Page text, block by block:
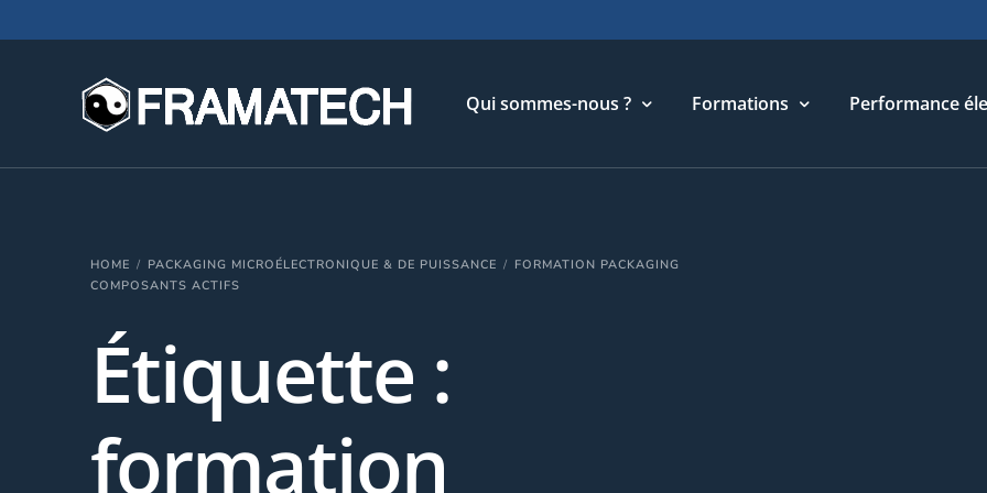
Qui sommes-nous ?
Notre métier
Formations Performance
HOME PACKAGING MICROÉLECTRONIQUE & DE PUISSANCE
FORMATION PACKAGING
COMPOSANTS ACTIFS
Étiquette :
formation